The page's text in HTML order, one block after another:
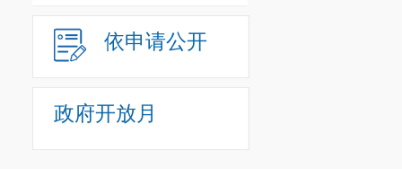
依申请公开
政府开放月